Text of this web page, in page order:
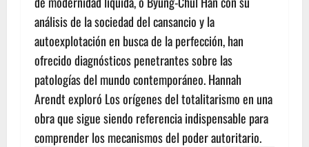
análisis de la sociedad del cansancio y la
autoexplotación en busca de la perfección, han
ofrecido diagnósticos penetrantes sobre las
patologías del mundo contemporáneo. Hannah
Arendt exploró Los orígenes del totalitarismo en una
obra que sigue siendo referencia indispensable para
comprender los mecanismos del poder autoritario.